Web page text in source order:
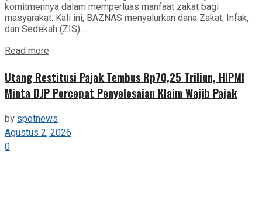
komitmennya dalam memperluas manfaat zakat bagi
masyarakat. Kali ini, BAZNAS menyalurkan dana Zakat, Infak,
dan Sedekah (ZIS)...
Read more
Utang Restitusi Pajak Tembus Rp70,25 Triliun, HIPMI
Minta DJP Percepat Penyelesaian Klaim Wajib Pajak
by spotnews
Agustus 2, 2026
0